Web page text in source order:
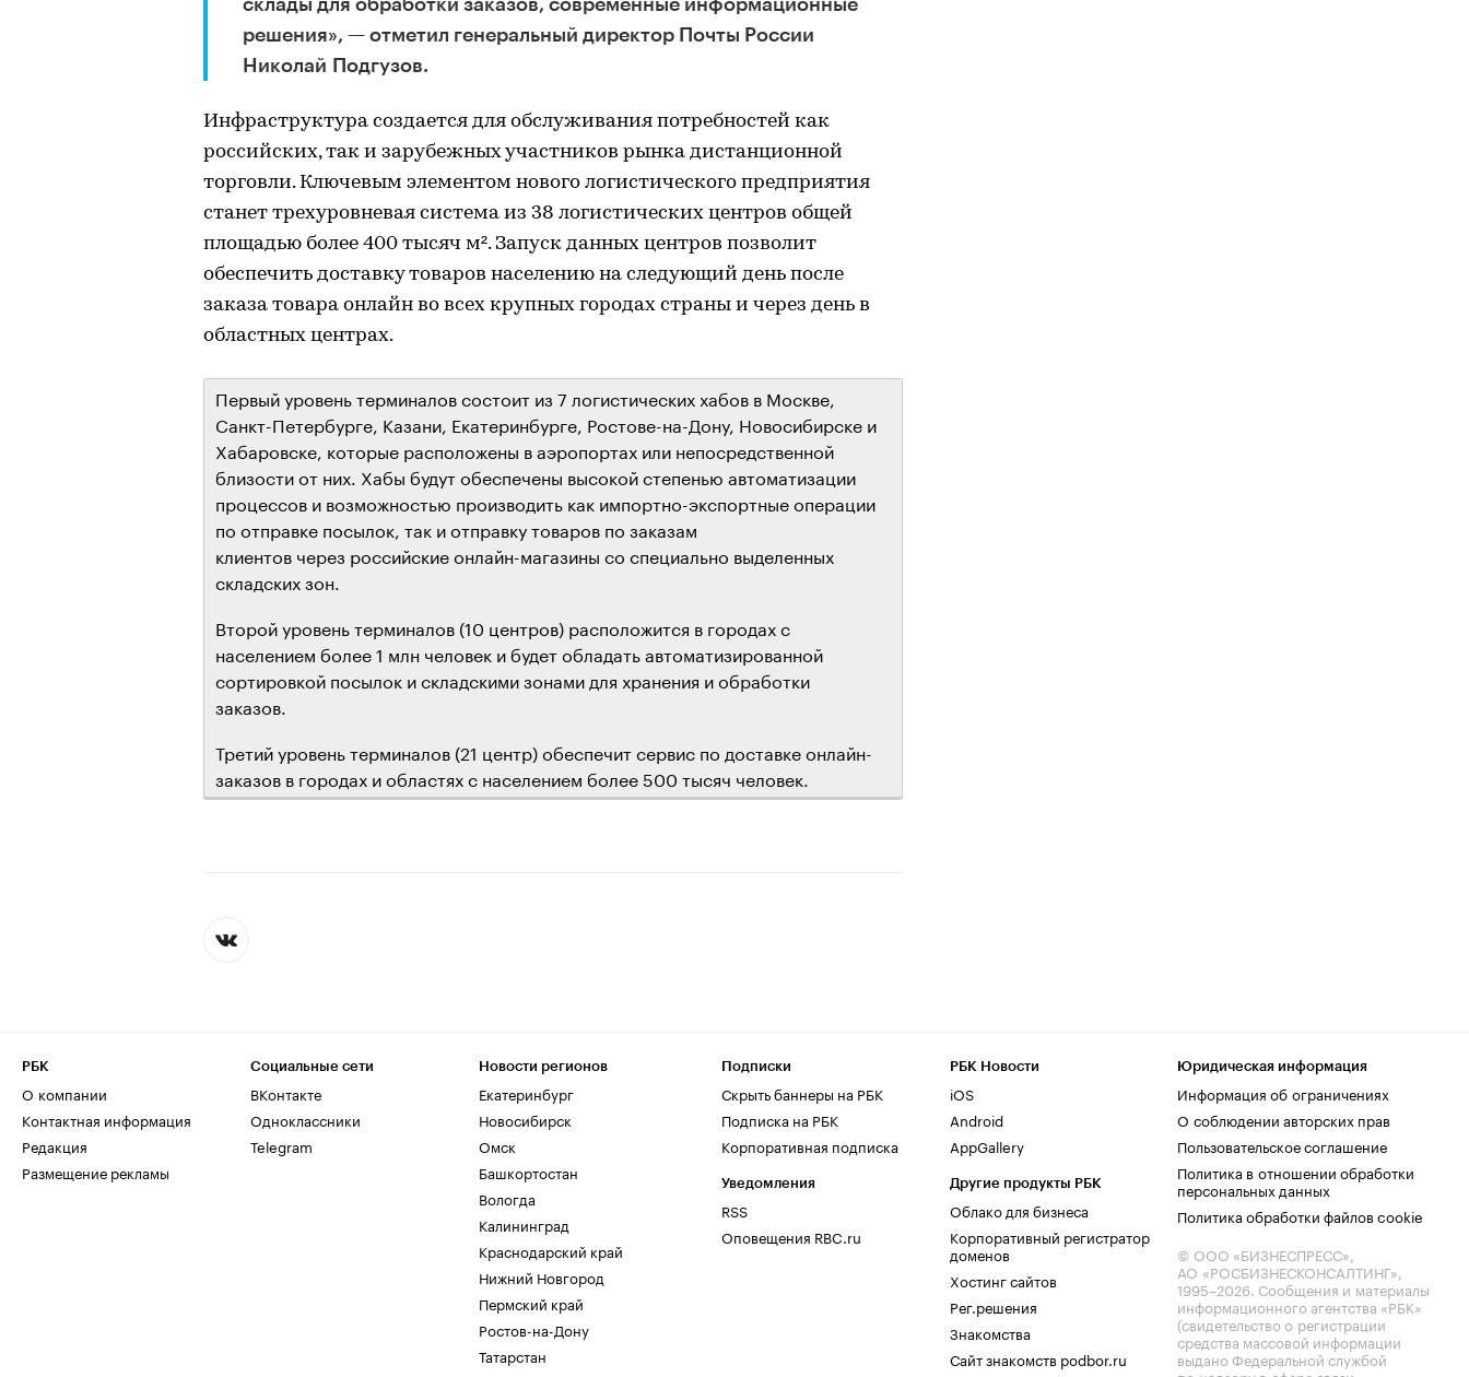
склады для обработки заказов, современные информационные
решения», — отметил генеральный директор Почты России
Николай Подгузов.
Инфраструктура создается для обслуживания потребностей как
российских, так и зарубежных участников рынка дистанционной
торговли. Ключевым элементом нового логистического предприятия
станет трехуровневая система из 38 логистических центров общей
площадью более 400 тысяч м². Запуск данных центров позволит
обеспечить доставку товаров населению на следующий день после
заказа товара онлайн во всех крупных городах страны и через день в
областных центрах.
Первый уровень терминалов состоит из 7 логистических хабов в Москве,
Санкт-Петербурге, Казани, Екатеринбурге, Ростове-на-Дону, Новосибирске и
Хабаровске, которые расположены в аэропортах или непосредственной
близости от них. Хабы будут обеспечены высокой степенью автоматизации
процессов и возможностью производить как импортно-экспортные операции
по отправке посылок, так и отправку товаров по заказам
клиентов через российские онлайн-магазины со специально выделенных
складских зон.
Второй уровень терминалов (10 центров) расположится в городах с
населением более 1 млн человек и будет обладать автоматизированной
сортировкой посылок и складскими зонами для хранения и обработки
заказов.
Третий уровень терминалов (21 центр) обеспечит сервис по доставке онлайн-
заказов в городах и областях с населением более 500 тысяч человек.
РБК
О компании
Контактная информация
Редакция
Размещение рекламы
Социальные сети
ВКонтакте
Одноклассники
Telegram
Новости регионов
Екатеринбург
Новосибирск
Омск
Башкортостан
Вологда
Калининград
Краснодарский край
Нижний Новгород
Пермский край
Ростов-на-Дону
Татарстан
Подписки
Скрыть баннеры на РБК
Подписка на РБК
Корпоративная подписка
Уведомления
RSS
Оповещения RBC.ru
РБК Новости
iOS
Android
AppGallery
Другие продукты РБК
Облако для бизнеса
Корпоративный регистратор
доменов
Хостинг сайтов
Рег.решения
Знакомства
Сайт знакомств podbor.ru
Юридическая информация
Информация об ограничениях
О соблюдении авторских прав
Пользовательское соглашение
Политика в отношении обработки
персональных данных
Политика обработки файлов cookie
© ООО «БИЗНЕСПРЕСС»,
АО «РОСБИЗНЕСКОНСАЛТИНГ»,
1995–2026. Сообщения и материалы
информационного агентства «РБК»
(свидетельство о регистрации
средства массовой информации
выдано Федеральной службой